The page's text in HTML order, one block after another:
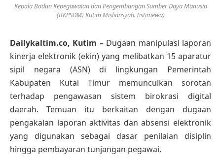
Kepala Badan Kepegawaian dan Pengembangan Sumber Daya Manusia
(BKPSDM) Kutim Misliansyah. (istimewa)
Dailykaltim.co, Kutim – Dugaan manipulasi laporan
kinerja elektronik (ekin) yang melibatkan 15 aparatur
sipil negara (ASN) di lingkungan Pemerintah
Kabupaten Kutai Timur memunculkan sorotan
terhadap pengawasan sistem birokrasi digital
daerah. Temuan itu berkaitan dengan dugaan
pengakalan laporan aktivitas dan absensi elektronik
yang digunakan sebagai dasar penilaian disiplin
hingga pembayaran tunjangan pegawai.